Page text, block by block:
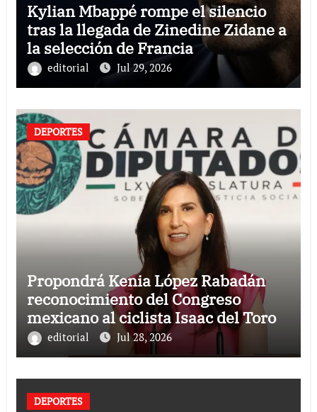
Kylian Mbappé rompe el silencio
tras la llegada de Zinedine Zidane a
la selección de Francia
editorial Jul 29, 2026
DEPORTES
Propondrá Kenia López Rabadán
reconocimiento del Congreso
mexicano al ciclista Isaac del Toro
editorial Jul 28, 2026
DEPORTES